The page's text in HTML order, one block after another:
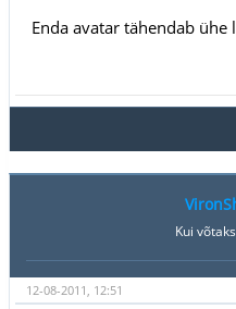
Enda avatar tähendab ühe
Kui
12-08-2011, 12:51